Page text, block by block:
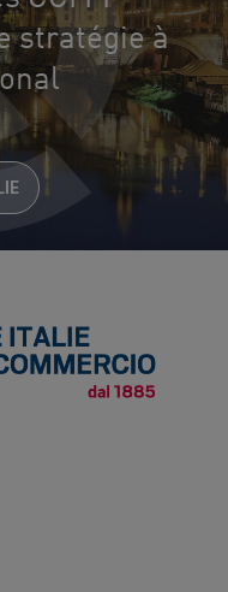
stratégie à